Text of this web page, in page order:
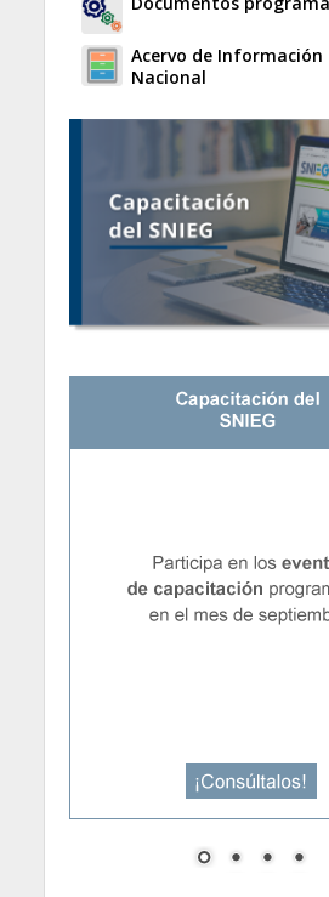
Acervo de Información
Nacional